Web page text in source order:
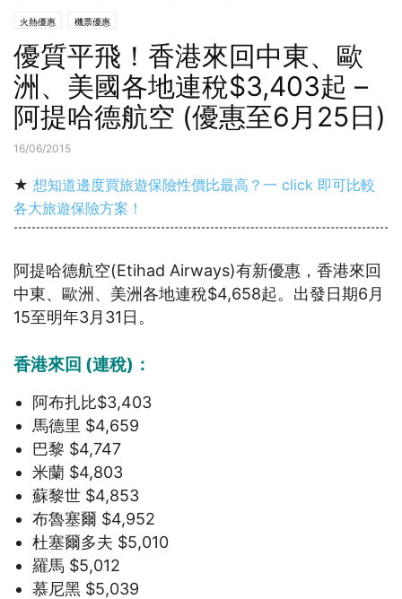
火熱優惠 機票優惠
優質平飛！香港來回中東、歐
洲、美國各地連稅$3,403起 –
阿提哈德航空 (優惠至6月25日)
16/06/2015
★ 想知道邊度買旅遊保險性價比最高？一 click 即可比較
各大旅遊保險方案！
阿提哈德航空(Etihad Airways)有新優惠，香港來回
中東、歐洲、美洲各地連稅$4,658起。出發日期6月
15至明年3月31日。
香港來回 (連稅)：
阿布扎比$3,403
馬德里 $4,659
巴黎 $4,747
米蘭 $4,803
蘇黎世 $4,853
布魯塞爾 $4,952
杜塞爾多夫 $5,010
羅馬 $5,012
慕尼黑 $5,039